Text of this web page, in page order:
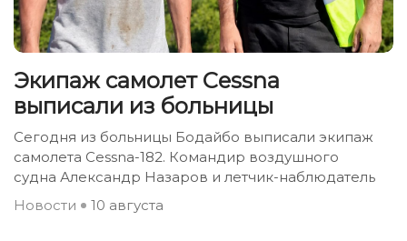
Экипаж самолет Сessna
выписали из больницы
Сегодня из больницы Бодайбо выписали экипаж
самолета Сessna-182. Командир воздушного
судна Александр Назаров и летчик-наблюдатель
Новости
10 августа